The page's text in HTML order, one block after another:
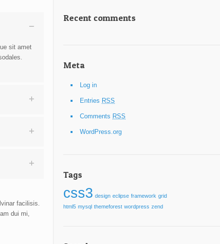
sit amet
facilisis.
dui mi,
Recent comments
Meta
Log in
Entries RSS
Comments RSS
WordPress.org
Tags
css3 design eclipse framework grid
html5 mysql themeforest wordpress zend